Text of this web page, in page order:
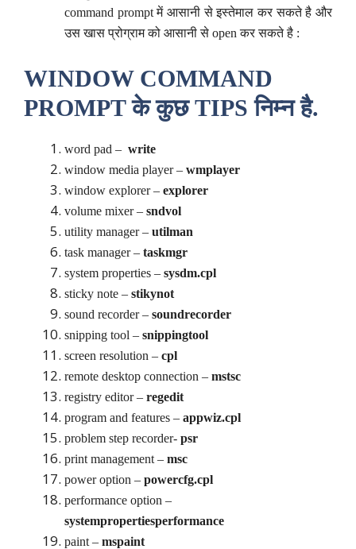
command prompt में आसानी से इस्तेमाल कर सकते है और
उस खास प्रोग्राम को आसानी से open कर सकते है :
WINDOW COMMAND
PROMPT के कुछ TIPS निम्न है.
word pad – write
window media player – wmplayer
window explorer – explorer
volume mixer – sndvol
utility manager – utilman
task manager – taskmgr
system properties – sysdm.cpl
sticky note – stikynot
sound recorder – soundrecorder
snipping tool – snippingtool
screen resolution – cpl
remote desktop connection – mstsc
registry editor – regedit
program and features – appwiz.cpl
problem step recorder- psr
print management – msc
power option – powercfg.cpl
performance option –
systempropertiesperformance
paint – mspaint